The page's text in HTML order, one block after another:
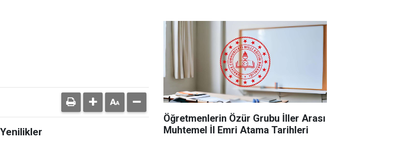
Öğretmenlerin Özür Grubu İller Arası
Muhtemel İl Emri Atama Tarihleri